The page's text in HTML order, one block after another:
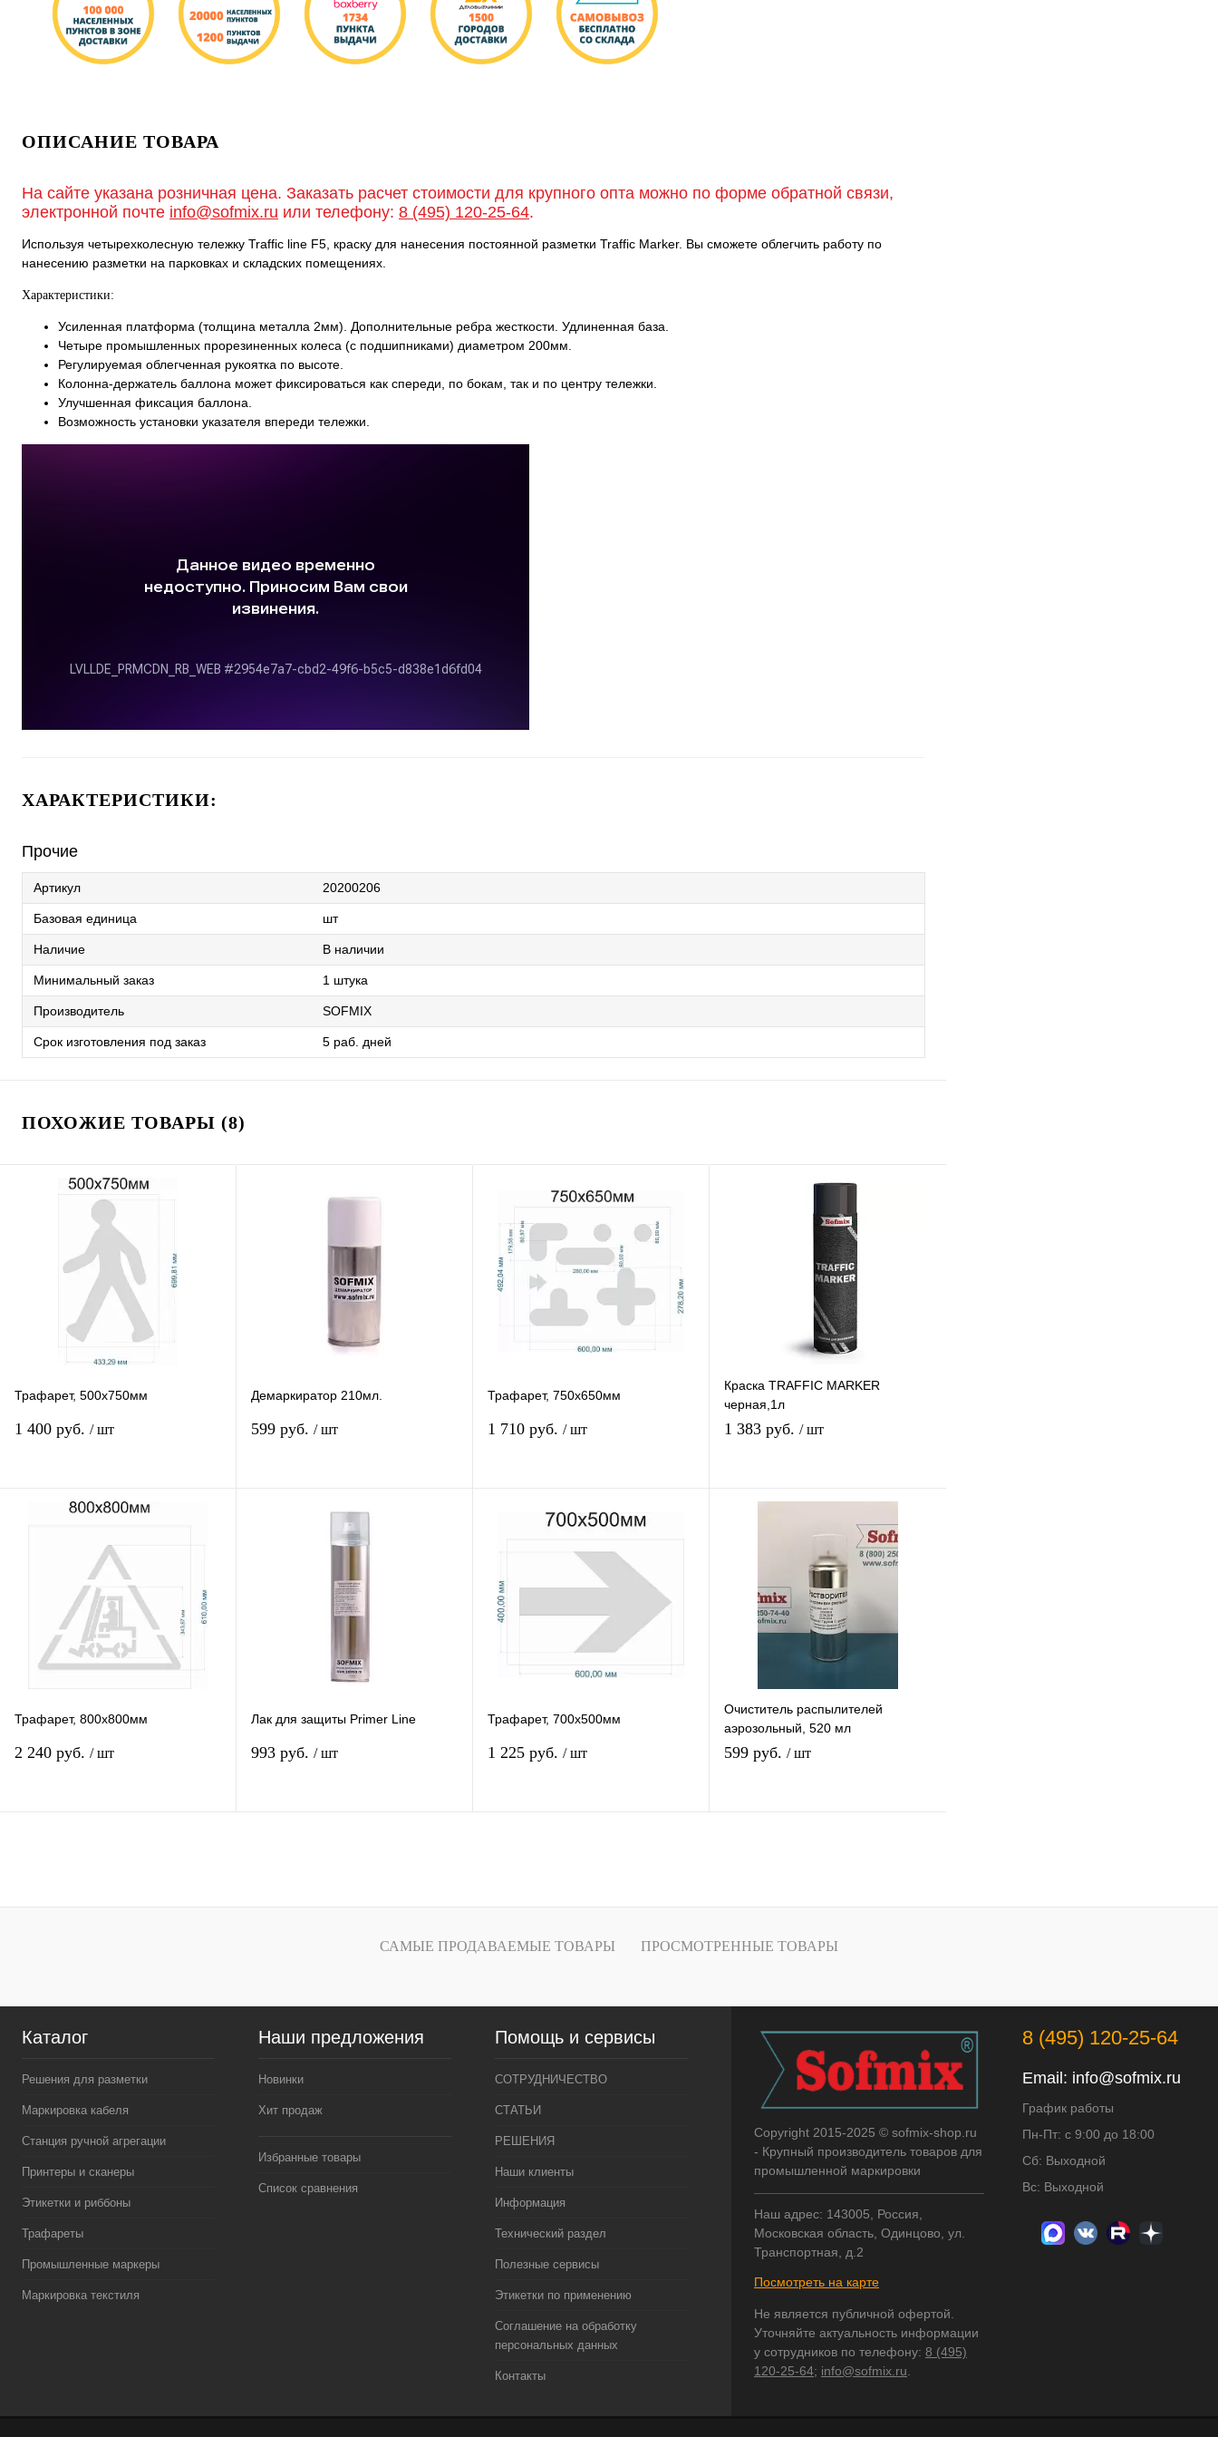
ОПИСАНИЕ ТОВАРА
На сайте указана розничная цена. Заказать расчет стоимости для крупного опта можно по форме обратной связи,
электронной почте info@sofmix.ru или телефону: 8 (495) 120-25-64.
Используя четырехколесную тележку Traffic line F5, краску для нанесения постоянной разметки Traffic Marker. Вы сможете облегчить работу по
нанесению разметки на парковках и складских помещениях.
Характеристики:
Усиленная платформа (толщина металла 2мм). Дополнительные ребра жесткости. Удлиненная база.
Четыре промышленных прорезиненных колеса (с подшипниками) диаметром 200мм.
Регулируемая облегченная рукоятка по высоте.
Колонна-держатель баллона может фиксироваться как спереди, по бокам, так и по центру тележки.
Улучшенная фиксация баллона.
Возможность установки указателя впереди тележки.
ХАРАКТЕРИСТИКИ:
Прочие
Артикул 20200206
Базовая единица шт
Наличие В наличии
Минимальный заказ 1 штука
Производитель SOFMIX
Срок изготовления под заказ 5 раб. дней
ПОХОЖИЕ ТОВАРЫ (8)
Трафарет, 500х750мм
1 400 руб. / шт
В избранное
К сравнению
Под заказ
Демаркиратор 210мл.
599 руб. / шт
В избранное
В наличии
Трафарет, 750х650мм
1 710 руб. / шт
К сравнению
Под заказ
Краска TRAFFIC MARKER
черная,1л
1 383 руб. / шт
В избранное
К сравнению
Под заказ
Трафарет, 800х800мм
2 240 руб. / шт
Лак для защиты Primer Line
993 руб. / шт
Трафарет, 700х500мм
1 225 руб. / шт
Очиститель распылителей
аэрозольный, 520 мл
599 руб. / шт
САМЫЕ ПРОДАВАЕМЫЕ ТОВАРЫ ПРОСМОТРЕННЫЕ ТОВАРЫ
Каталог
Решения для разметки
Маркировка кабеля
Станция ручной агрегации
Принтеры и сканеры
Этикетки и риббоны
Трафареты
Промышленные маркеры
Маркировка текстиля
Наши предложения
Новинки
Хит продаж
Избранные товары
Список сравнения
Помощь и сервисы
СОТРУДНИЧЕСТВО
СТАТЬИ
РЕШЕНИЯ
Наши клиенты
Информация
Технический раздел
Полезные сервисы
Этикетки по применению
Соглашение на обработку
персональных данных
Контакты
Copyright 2015-2025 © sofmix-shop.ru
- Крупный производитель товаров для
промышленной маркировки
Наш адрес: 143005, Россия,
Московская область, Одинцово, ул.
Транспортная, д.2
Посмотреть на карте
Не является публичной офертой.
Уточняйте актуальность информации
у сотрудников по телефону: 8 (495)
120-25-64; info@sofmix.ru
8 (495) 120-25-64
Email: info@sofmix.ru
График работы
Пн-Пт: с 9:00 до 18:00
Сб: Выходной
Вс: Выходной